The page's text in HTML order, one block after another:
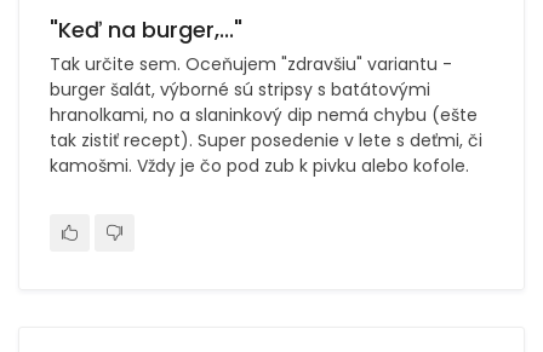
"Keď na burger,..."
Tak určite sem. Oceňujem "zdravšiu" variantu -
burger šalát, výborné sú stripsy s batátovými
hranolkami, no a slaninkový dip nemá chybu (ešte
tak zistiť recept). Super posedenie v lete s deťmi, či
kamošmi. Vždy je čo pod zub k pivku alebo kofole.